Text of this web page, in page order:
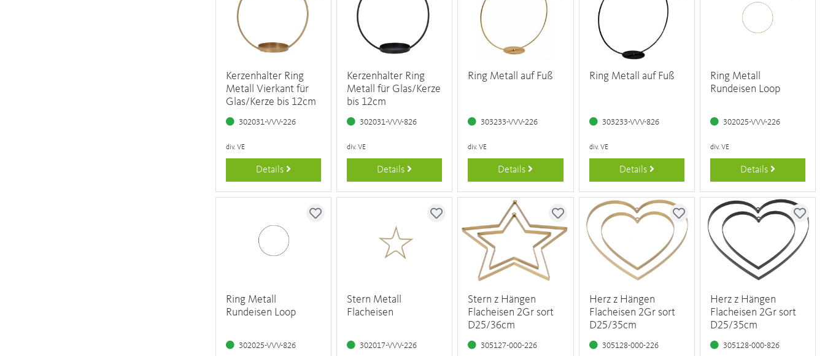
Kerzenhalter Ring
Metall Vierkant für
Glas/Kerze bis 12cm
302031-VVV-226
div. VE
Details
Kerzenhalter Ring
Metall für Glas/Kerze
bis 12cm
302031-VVV-826
div. VE
Details
Ring Metall auf Fuß
303233-VVV-226
div. VE
Details
Ring Metall auf Fuß
303233-VVV-826
div. VE
Details
Ring Metall
Rundeisen Loop
302025-VVV-226
div. VE
Details
Ring Metall
Rundeisen Loop
302025-VVV-826
Stern Metall
Flacheisen
302017-VVV-226
Stern z Hängen
Flacheisen 2Gr sort
D25/36cm
305127-000-226
Herz z Hängen
Flacheisen 2Gr sort
D25/35cm
305128-000-226
Herz z Hängen
Flacheisen 2Gr sort
D25/35cm
305128-000-826